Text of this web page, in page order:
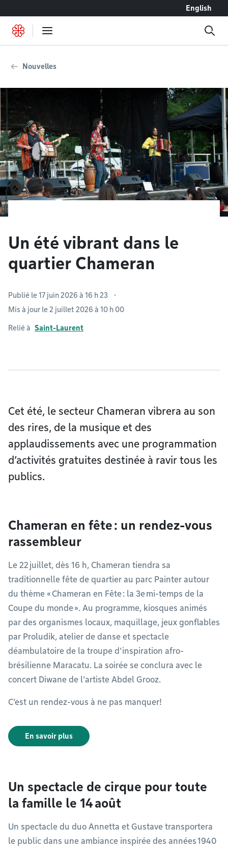
English
Nouvelles
Un été vibrant dans le
quartier Chameran
Publié le 17 juin 2026 à 16 h 23
Mis à jour le 2 juillet 2026 à 10 h 00
Relié à Saint-Laurent
Cet été, le secteur Chameran vibrera au son
des rires, de la musique et des
applaudissements avec une programmation
d’activités gratuites destinée à ravir tous les
publics.
Chameran en fête : un rendez-vous
rassembleur
Le 22 juillet, dès 16 h, Chameran tiendra sa
traditionnelle fête de quartier au parc Painter autour
du thème « Chameran en Fête : la 3e mi-temps de la
Coupe du monde ». Au programme, kiosques animés
par des organismes locaux, maquillage, jeux gonflables
par Proludik, atelier de danse et spectacle
déambulatoire de la troupe d’inspiration afro-
brésilienne Maracatu. La soirée se conclura avec le
concert Diwane de l’artiste Abdel Grooz.
C’est un rendez-vous à ne pas manquer!
En savoir plus
Un spectacle de cirque pour toute
la famille le 14 août
Un spectacle du duo Annetta et Gustave transportera
le public dans une ambiance inspirée des années 1940